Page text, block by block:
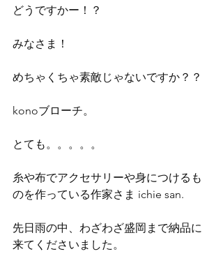
どうですかー！？
みなさま！
めちゃくちゃ素敵じゃないですか？？
konoブローチ。
とても。。。。。
糸や布でアクセサリーや身につけるも
のを作っている作家さま ichie san.
先日雨の中、わざわざ盛岡まで納品に
来てくださいました。